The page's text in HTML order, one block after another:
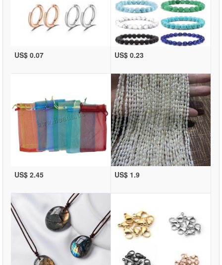
US$ 0.07 US$ 0.23
US$ 2.45 US$ 1.9